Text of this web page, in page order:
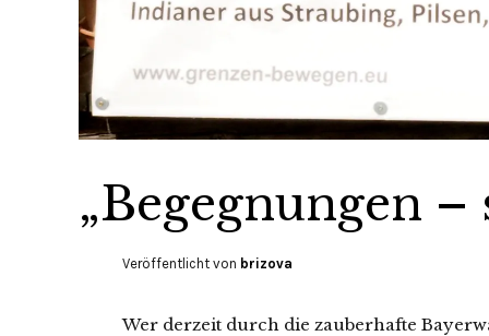
„Begegnungen
Veröffentlicht von brizova
Wer derzeit durch die zauberhafte